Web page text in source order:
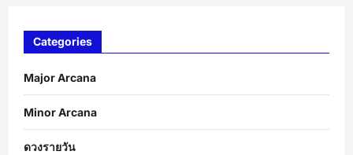
Categories
Major Arcana
Minor Arcana
ดวงรายวัน